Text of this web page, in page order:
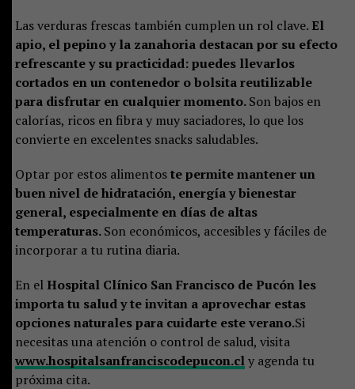
Las verduras frescas también cumplen un rol clave. El
apio, el pepino y la zanahoria destacan por su efecto
refrescante y su practicidad: puedes llevarlos
cortados en un contenedor o bolsita reutilizable
para disfrutar en cualquier momento.Son bajos en
calorías, ricos en fibra y muy saciadores, lo que los
convierte en excelentes snacks saludables.
Optar por estos alimentoste permite mantener un
buen nivel de hidratación, energía y bienestar
general, especialmente en días de altas
temperaturas.Son económicos, accesibles y fáciles de
incorporar a tu rutina diaria.
En el Hospital Clínico San Francisco de Pucón les
importa tu salud y te invitan a aprovechar estas
opciones naturales para cuidarte este verano.Si
necesitas una atención o control de salud, visita
www.hospitalsanfranciscodepucon.cly agenda tu
próxima cita.